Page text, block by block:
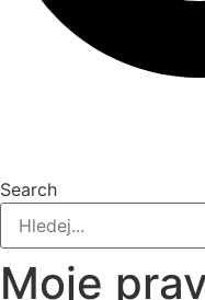
Search
Moje